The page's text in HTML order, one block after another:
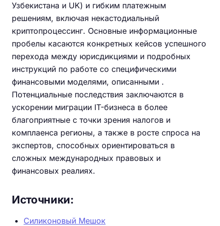
Узбекистана и UK) и гибким платежным
решениям, включая некастодиальный
криптопроцессинг. Основные информационные
пробелы касаются конкретных кейсов успешного
перехода между юрисдикциями и подробных
инструкций по работе со специфическими
финансовыми моделями, описанными .
Потенциальные последствия заключаются в
ускорении миграции IT-бизнеса в более
благоприятные с точки зрения налогов и
комплаенса регионы, а также в росте спроса на
экспертов, способных ориентироваться в
сложных международных правовых и
финансовых реалиях.
Источники:
Силиконовый Мешок